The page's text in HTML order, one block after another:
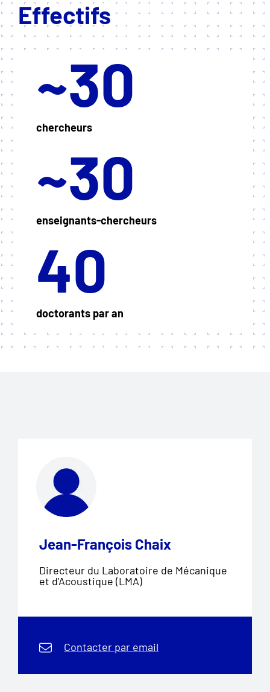
Effectifs
~30
chercheurs
~30
enseignants-chercheurs
40
doctorants par an
Jean-François Chaix
Directeur du Laboratoire de Mécanique
et d'Acoustique (LMA)
Contacter par email